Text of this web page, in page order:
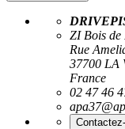
ZI Bois de
Rue
37700 LA
France
02 47 46